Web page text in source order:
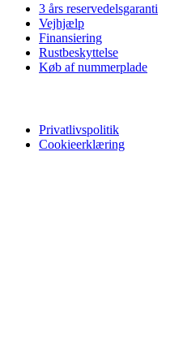
3 års reservedelsgaranti
Vejhjælp
Finansiering
Rustbeskyttelse
Køb af nummerplade
Privatlivspolitik
Cookieerklæring